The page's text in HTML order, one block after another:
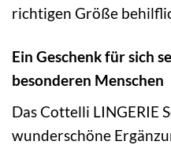
richtigen Größe
Ein Geschenk für sich
besonderen Menschen
Das Cottelli LINGERIE
wunderschöne